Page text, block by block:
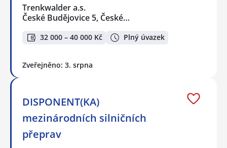
Trenkwalder a.s.
České Budějovice 5, České…
32 000 – 40 000 Kč Plný úvazek
Zveřejněno: 3. srpna
DISPONENT(KA)
mezinárodních silničních
přeprav